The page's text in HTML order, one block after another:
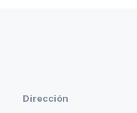
Dirección